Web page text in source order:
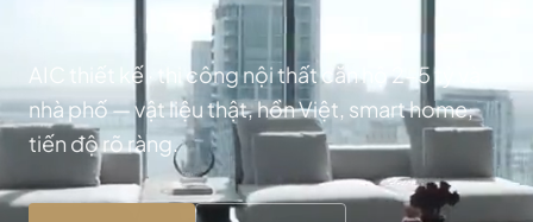
AIC thiết kế · thi công nội thất căn hộ 2-5 tỷ và
nhà phố — vật liệu thật, hồn Việt, smart home,
tiến độ rõ ràng.